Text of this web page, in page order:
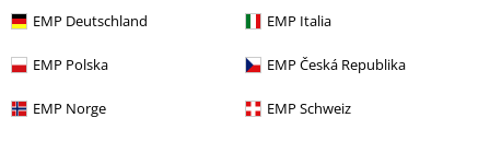
EMP Deutschland EMP Italia
EMP Polska EMP Česká Republika
EMP Norge EMP Schweiz
Naposledy navštívené